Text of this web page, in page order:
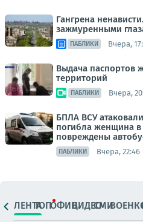
Гангрена
зажмуренными
ПАБЛИКИ Вчера,
Выдача паспортов
территорий
ПАБЛИКИ Вчера,
БПЛА ВСУ
погибла женщина
повреждены
ПАБЛИКИ Вчера, 22:46
ЛЕНТАТОПОФИЦ.ВИДЕОСМИ